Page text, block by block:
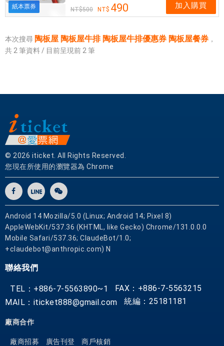
紙本票券 500 490 加入購買
本次搜尋 陶板屋 陶板屋牛排 陶板屋牛排優惠券 陶板屋餐券 ，
共 2 筆資料 / 目前呈現前 2 筆
© 2026 iticket. All Rights Reserved.
您現在所使用的瀏覽器為 Chrome
Android 14 Mozilla/5.0 (Linux; Android 14; Pixel 8)
AppleWebKit/537.36 (KHTML, like Gecko) Chrome/131.0.0.0
Mobile Safari/537.36; ClaudeBot/1.0;
+claudebot@anthropic.com) N
聯絡我們
TEL：+886-7-5563890~1
FAX：+886-7-5563215
MAIL：iticket888@gmail.com
統編：25181181
廠商合作
廠商招募 廣告刊登 商戶核銷